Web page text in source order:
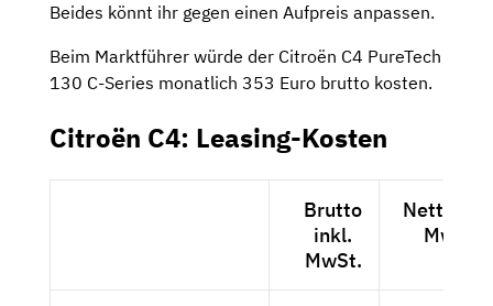
Beides könnt ihr gegen einen Aufpreis anpassen.
Beim Marktführer würde der Citroën C4 PureTech
130 C-Series monatlich 353 Euro brutto kosten.
Citroën C4: Leasing-Kosten
Brutto
inkl.
MwSt.
Netto
MwSt.